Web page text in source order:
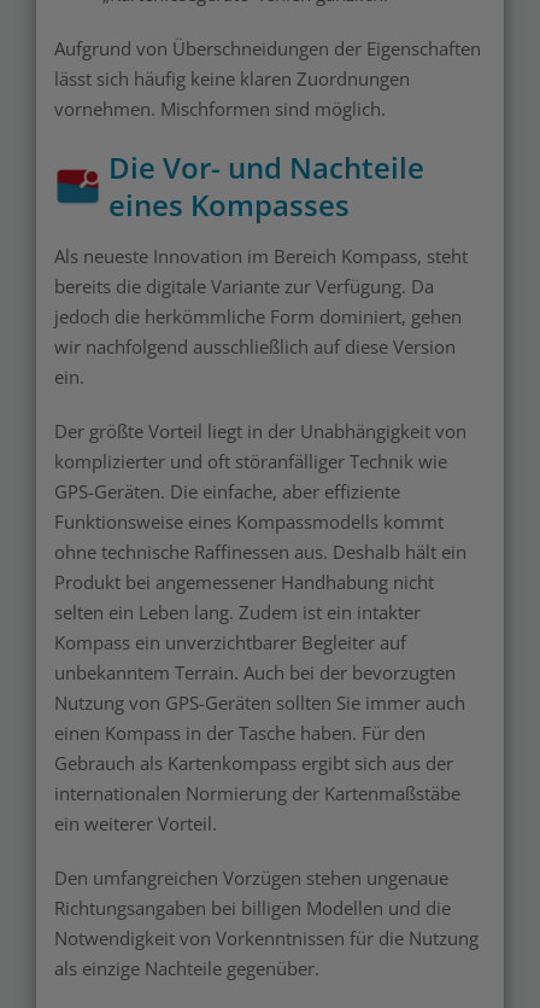
Aufgrund von Überschneidungen der Eigenschaften
lässt sich häufig keine klaren Zuordnungen
vornehmen. Mischformen sind möglich.
Die Vor- und Nachteile
eines Kompasses
Als neueste Innovation im Bereich Kompass, steht
bereits die digitale Variante zur Verfügung. Da
jedoch die herkömmliche Form dominiert, gehen
wir nachfolgend ausschließlich auf diese Version
ein.
Der größte Vorteil liegt in der Unabhängigkeit von
komplizierter und oft störanfälliger Technik wie
GPS-Geräten. Die einfache, aber effiziente
Funktionsweise eines Kompassmodells kommt
ohne technische Raffinessen aus. Deshalb hält ein
Produkt bei angemessener Handhabung nicht
selten ein Leben lang. Zudem ist ein intakter
Kompass ein unverzichtbarer Begleiter auf
unbekanntem Terrain. Auch bei der bevorzugten
Nutzung von GPS-Geräten sollten Sie immer auch
einen Kompass in der Tasche haben. Für den
Gebrauch als Kartenkompass ergibt sich aus der
internationalen Normierung der Kartenmaßstäbe
ein weiterer Vorteil.
Den umfangreichen Vorzügen stehen ungenaue
Richtungsangaben bei billigen Modellen und die
Notwendigkeit von Vorkenntnissen für die Nutzung
als einzige Nachteile gegenüber.